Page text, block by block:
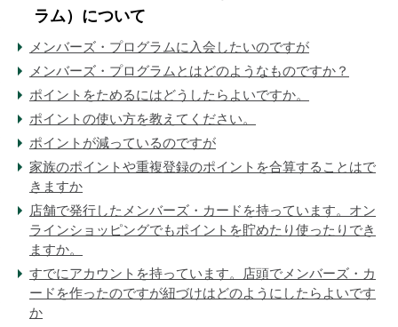
ラム）について
メンバーズ・プログラムに入会したいのですが
メンバーズ・プログラムとはどのようなものですか？
ポイントをためるにはどうしたらよいですか。
ポイントの使い方を教えてください。
ポイントが減っているのですが
家族のポイントや重複登録のポイントを合算することはで
きますか
店舗で発行したメンバーズ・カードを持っています。オン
ラインショッピングでもポイントを貯めたり使ったりでき
ますか。
すでにアカウントを持っています。店頭でメンバーズ・カ
ードを作ったのですが紐づけはどのようにしたらよいです
か